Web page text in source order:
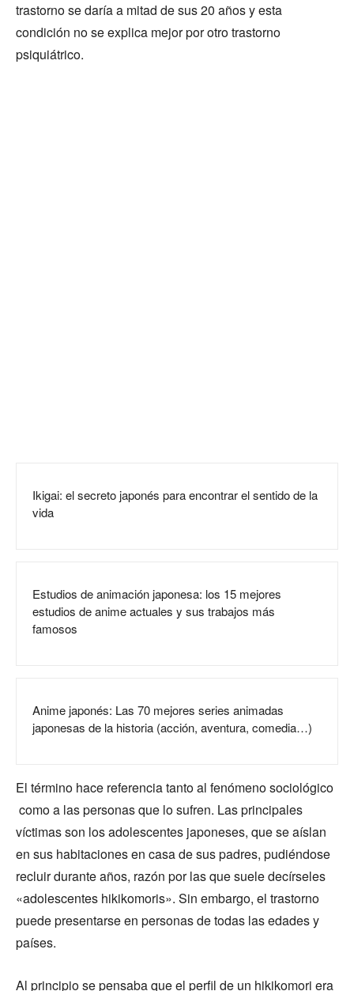
trastorno se daría a mitad de sus 20 años y esta
condición no se explica mejor por otro trastorno
psiquiátrico.
Ikigai: el secreto japonés para encontrar el sentido de la
vida
Estudios de animación japonesa: los 15 mejores
estudios de anime actuales y sus trabajos más
famosos
Anime japonés: Las 70 mejores series animadas
japonesas de la historia (acción, aventura, comedia…)
El término hace referencia tanto al fenómeno sociológico
como a las personas que lo sufren. Las principales
víctimas son los adolescentes japoneses, que se aíslan
en sus habitaciones en casa de sus padres, pudiéndose
recluir durante años, razón por las que suele decírseles
«adolescentes hikikomoris». Sin embargo, el trastorno
puede presentarse en personas de todas las edades y
países.
Al principio se pensaba que el perfil de un hikikomori era